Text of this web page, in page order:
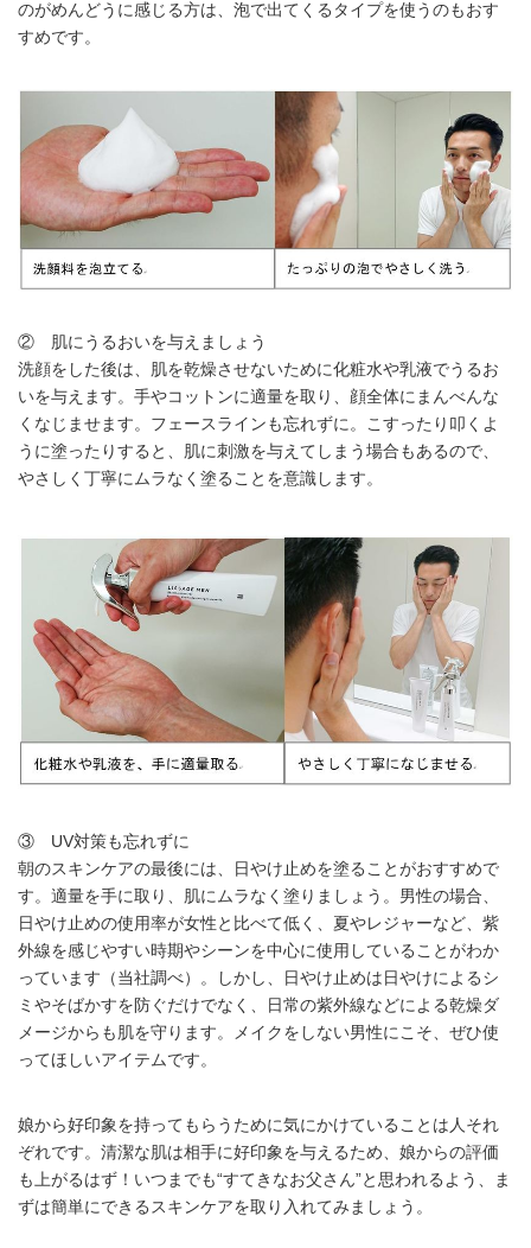
のがめんどうに感じる方は、泡で出てくるタイプを使うのもおす
すめです。
② 肌にうるおいを与えましょう
洗顔をした後は、肌を乾燥させないために化粧水や乳液でうるお
いを与えます。手やコットンに適量を取り、顔全体にまんべんな
くなじませます。フェースラインも忘れずに。こすったり叩くよ
うに塗ったりすると、肌に刺激を与えてしまう場合もあるので、
やさしく丁寧にムラなく塗ることを意識します。
③ UV対策も忘れずに
朝のスキンケアの最後には、日やけ止めを塗ることがおすすめで
す。適量を手に取り、肌にムラなく塗りましょう。男性の場合、
日やけ止めの使用率が女性と比べて低く、夏やレジャーなど、紫
外線を感じやすい時期やシーンを中心に使用していることがわか
っています（当社調べ）。しかし、日やけ止めは日やけによるシ
ミやそばかすを防ぐだけでなく、日常の紫外線などによる乾燥ダ
メージからも肌を守ります。メイクをしない男性にこそ、ぜひ使
ってほしいアイテムです。
娘から好印象を持ってもらうために気にかけていることは人それ
ぞれです。清潔な肌は相手に好印象を与えるため、娘からの評価
も上がるはず！いつまでも“すてきなお父さん”と思われるよう、ま
ずは簡単にできるスキンケアを取り入れてみましょう。